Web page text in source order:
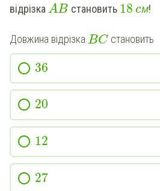
відрізка AB становить 18 cм!
Довжина відрізкаBC становить
36
20
12
27